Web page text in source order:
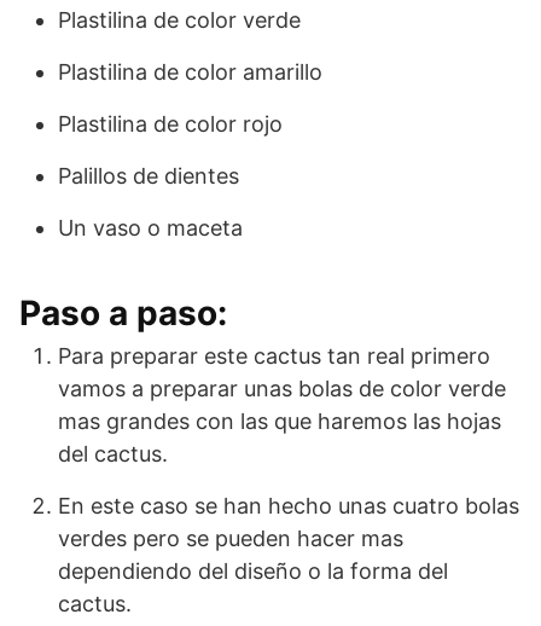
Plastilina de color verde
Plastilina de color amarillo
Plastilina de color rojo
Palillos de dientes
Un vaso o maceta
Paso a paso:
Para preparar este cactus tan real primero
vamos a preparar unas bolas de color verde
mas grandes con las que haremos las hojas
del cactus.
En este caso se han hecho unas cuatro bolas
verdes pero se pueden hacer mas
dependiendo del diseño o la forma del
cactus.